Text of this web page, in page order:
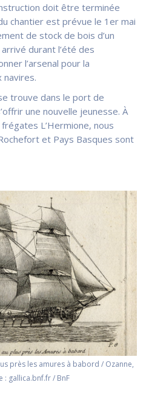
doit être terminée
chantier est prévue le 1er mai
de stock de bois d’un
durant l’été des
l’arsenal pour la
navires.
trouve dans le port de
une nouvelle jeunesse. À
L’Hermione, nous
et Pays Basques sont
près les amures à babord / Ozanne,
: gallica.bnf.fr / BnF